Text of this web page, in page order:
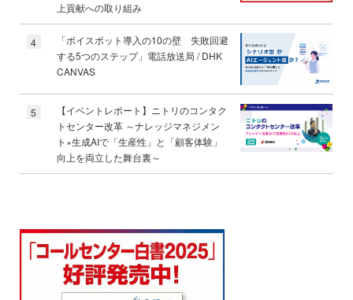
上貢献への取り組み
4
「ボイスボット導入の10の壁 失敗回避
する5つのステップ」電話放送局 / DHK
CANVAS
5
【イベントレポート】ニトリのコンタク
トセンター改革 ～ナレッジマネジメン
ト×生成AIで「生産性」と「顧客体験」
向上を両立した舞台裏～